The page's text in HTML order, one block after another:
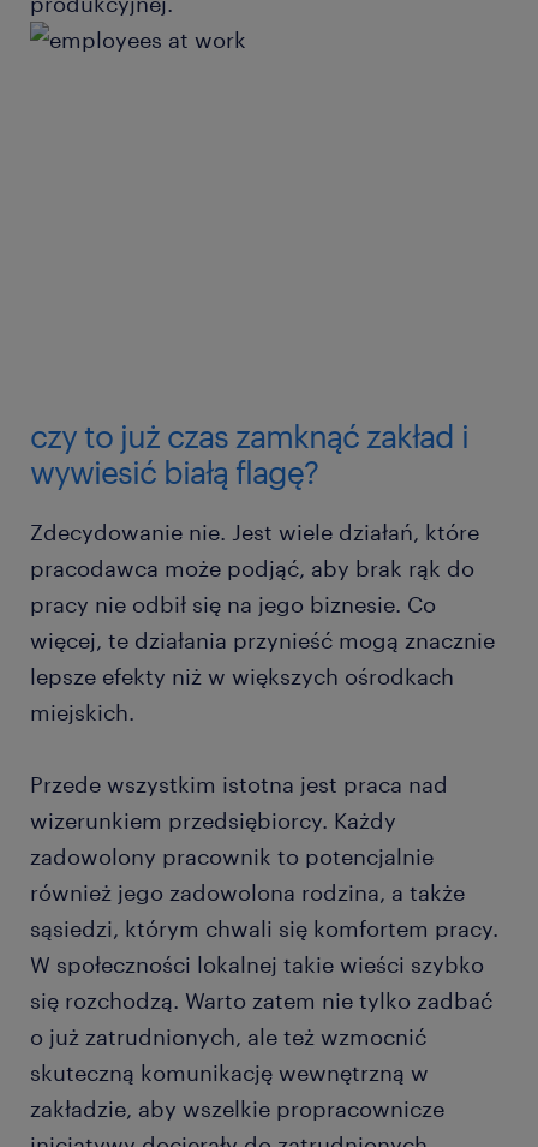
czy to już czas zamknąć zakład i
wywiesić białą flagę?
Zdecydowanie nie. Jest wiele działań, które
pracodawca może podjąć, aby brak rąk do
pracy nie odbił się na jego biznesie. Co
więcej, te działania przynieść mogą znacznie
lepsze efekty niż w większych ośrodkach
miejskich.
Przede wszystkim istotna jest praca nad
wizerunkiem przedsiębiorcy. Każdy
zadowolony pracownik to potencjalnie
również jego zadowolona rodzina, a także
sąsiedzi, którym chwali się komfortem pracy.
W społeczności lokalnej takie wieści szybko
się rozchodzą. Warto zatem nie tylko zadbać
o już zatrudnionych, ale też wzmocnić
skuteczną komunikację wewnętrzną w
zakładzie, aby wszelkie propracownicze